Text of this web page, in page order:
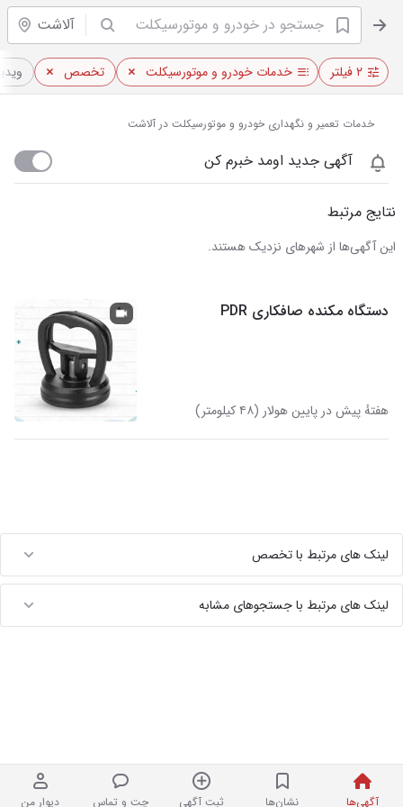
آلاشت
آگهی‌ها نشان‌ها ثبت آگهی چت و تماس دیوار من
۲ فیلتر خدمات خودرو و موتورسیکلت تخصص
خدمات تعمیر و نگهداری خودرو و موتورسیکلت در آلاشت
آگهی جدید اومد خبرم کن
نتایج مرتبط
این آگهی‌ها از شهرهای نزدیک هستند.
دستگاه مکنده صافکاری PDR
هفتهٔ پیش در پایین هولار (۴۸ کیلومتر)
لینک های مرتبط با تخصص
لینک های مرتبط با جستجوهای مشابه